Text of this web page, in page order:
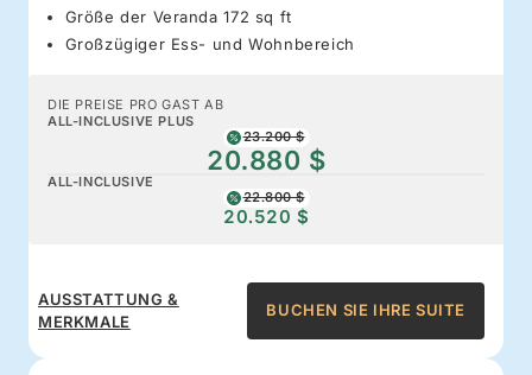
Größe der Veranda 172 sq ft
Großzügiger Ess- und Wohnbereich
DIE PREISE PRO GAST AB
ALL-INCLUSIVE PLUS
23.200 $
20.880 $
ALL-INCLUSIVE
22.800 $
20.520 $
AUSSTATTUNG &
MERKMALE
BUCHEN SIE IHRE SUITE